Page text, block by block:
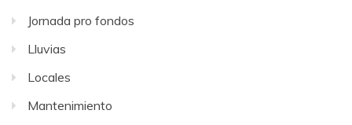
Jornada pro fondos
Lluvias
Locales
Mantenimiento